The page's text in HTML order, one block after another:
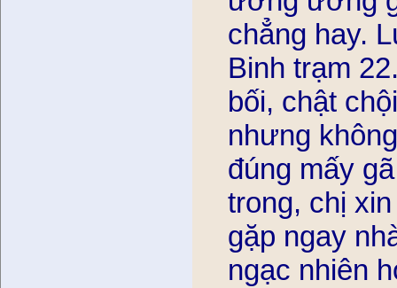
chẳng hay.
Binh trạm
bối, chật
nhưng
đúng mấy
trong, chị
gặp ngay
ngạc nhiên